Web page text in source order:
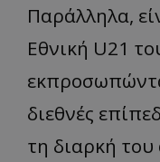
Παράλληλα,
Εθνική U21
διεθνές
τη διαρκή του